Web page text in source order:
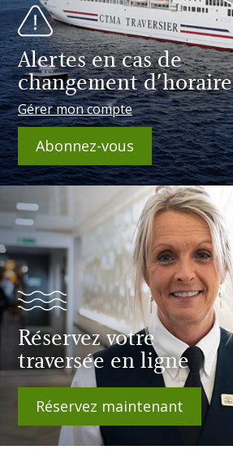
Alertes en cas de
changement d'horaire
Gérer mon compte
Abonnez-vous
Réservez votre
traversée en ligne
Réservez maintenant